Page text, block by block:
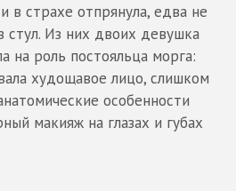
в страхе отпрянула, едва не
стул. Из них двоих девушка
на роль постояльца морга:
худощавое лицо, слишком
особенности
макияж на глазах и губах